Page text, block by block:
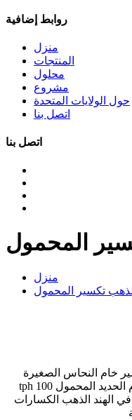
روابط إضافية
منزل
المنتجات
محلول
مشروع
حول الولايات المتحدة
اتصل بنا
اتصل بنا
المحمول
منزل
تكسير المحمول
خام النحاس الصغيرة
مصنع تكسير خام سعر وحدة تكسير خام الحديد المحمول 100 tph
الهند الذهب الكسارات